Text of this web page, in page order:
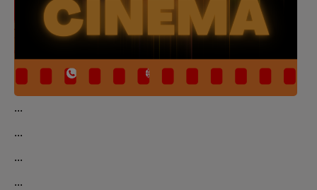
Contact
Régie Publicitaire
Recherche d'un titre